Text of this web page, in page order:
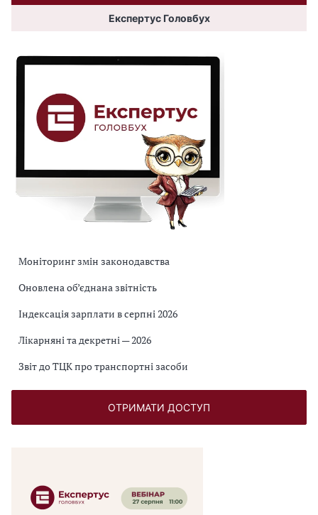
Експертус Головбух
Моніторинг змін законодавства
Оновлена об’єднана звітність
Індексація зарплати в серпні 2026
Лікарняні та декретні — 2026
Звіт до ТЦК про транспортні засоби
ОТРИМАТИ ДОСТУП